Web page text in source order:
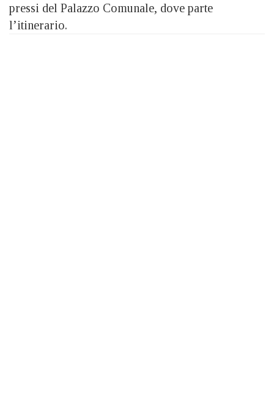
pressi del Palazzo Comunale, dove parte
l’itinerario.